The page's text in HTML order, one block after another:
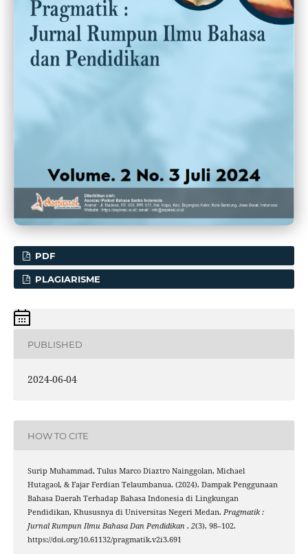
PDF
PLAGIARISME
PUBLISHED
2024-06-04
HOW TO CITE
Surip Muhammad, Tulus Marco Diaztro Nainggolan, Michael
Hutagaol, & Fajar Ferdian Telaumbanua. (2024). Dampak Penggunaan
Bahasa Daerah Terhadap Bahasa Indonesia di Lingkungan
Pendidikan, Khususnya di Universitas Negeri Medan. Pragmatik :
Jurnal Rumpun Ilmu Bahasa Dan Pendidikan , 2(3), 98–102.
https://doi.org/10.61132/pragmatik.v2i3.691